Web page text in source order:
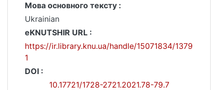
Мова основного тексту :
Ukrainian
eKNUTSHIR URL :
https://ir.library.knu.ua/handle/15071834/1379
1
DOI :
10.17721/1728-2721.2021.78-79.7